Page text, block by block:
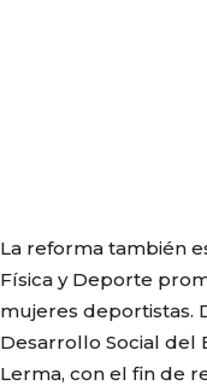
La reforma también
Física y Deporte
mujeres deportistas.
Desarrollo Social del
Lerma, con el fin de